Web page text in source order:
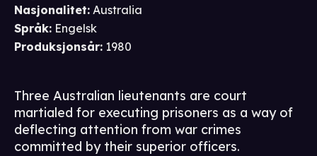
Nasjonalitet: Australia
Språk: Engelsk
Produksjonsår: 1980
Three Australian lieutenants are court
martialed for executing prisoners as a way of
deflecting attention from war crimes
committed by their superior officers.